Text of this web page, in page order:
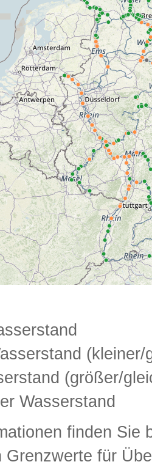
(kleiner/
(größer/
Wasserstand
finden Sie
Grenzwerte für